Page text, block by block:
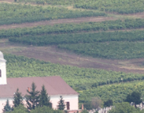
functions.php
functions.php
functions.php